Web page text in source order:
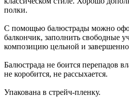
полки.
С помощью балюстрады можно
балкончик, заполнить свободные
композицию цельной и
Балюстрада не боится перепадов
не коробится, не рассыхается.
Упакована в стрейч-пленку.